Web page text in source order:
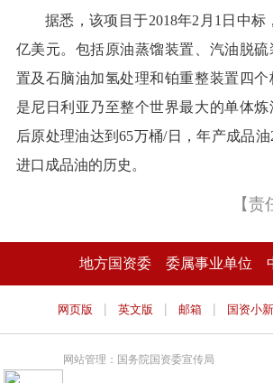
据悉，该项目于2018年2月1日中标
亿美元。包括原油蒸馏装置、汽油脱
置及石脑油加氢处理和铂重整装置四个
是尼日利亚乃至整个世界最大的单体
后原处理油达到65万桶/日，年产成品
进口成品油的历史。
【
地方国资委 委属事业单位
网页版 | 英文版 | 邮箱 | 国资小新
网站管理：国务院国资委宣传局